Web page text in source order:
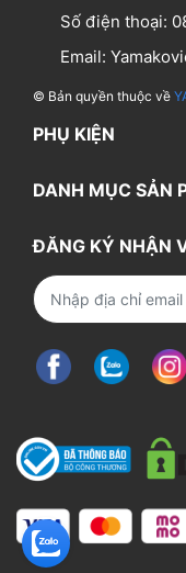
Số điện thoại:
Email:
© Bản quyền thuộc về
PHỤ KIỆN
DANH MỤC SẢN
ĐĂNG KÝ NHẬN